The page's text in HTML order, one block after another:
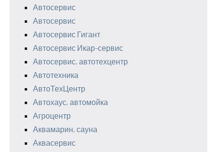
Автосервис
Автосервис
Автосервис Гигант
Автосервис Икар-сервис
Автосервис, автотехцентр
Автотехника
АвтоТехЦентр
Автохаус, автомойка
Агроцентр
Аквамарин, сауна
Аквасервис